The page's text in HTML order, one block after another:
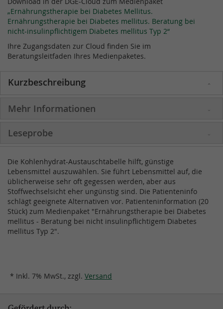
„Ernährungstherapie bei Diabetes Mellitus.
Ernährungstherapie bei Diabetes mellitus. Beratung bei
nicht-insulinpflichtigem Diabetes mellitus Typ 2“
Ihre Zugangsdaten zur Cloud finden Sie im
Beratungsleitfaden Ihres Medienpaketes.
Kurzbeschreibung
Mehr Informationen
Leseprobe
Die Kohlenhydrat-Austauschtabelle hilft, günstige
Lebensmittel auszuwählen. Sie führt Lebensmittel auf, die
üblicherweise sehr oft gegessen werden, aber aus
Stoffwechselsicht eher ungünstig sind. Die Patienteninfo
schlägt geeignete Alternativen vor. Patienteninformation (20
Stück) zum Medienpaket "Ernährungstherapie bei Diabetes
mellitus - Beratung bei nicht insulinpflichtigem Diabetes
mellitus Typ 2".
* Inkl. 7% MwSt., zzgl. Versand